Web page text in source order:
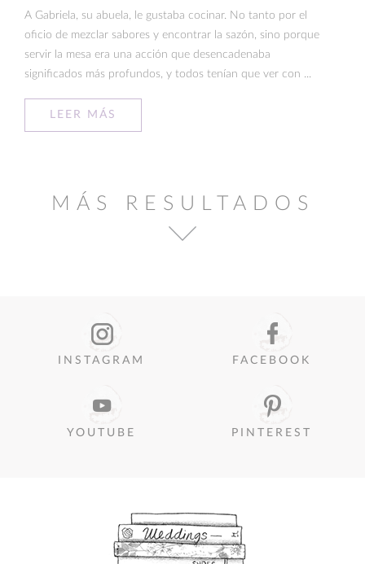
A Gabriela, su abuela, le gustaba cocinar. No tanto por el
oficio de mezclar sabores y encontrar la sazón, sino porque
servir la mesa era una acción que desencadenaba
significados más profundos, y todos tenían que ver con ...
LEER MÁS
MÁS RESULTADOS
INSTAGRAM FACEBOOK
YOUTUBE PINTEREST